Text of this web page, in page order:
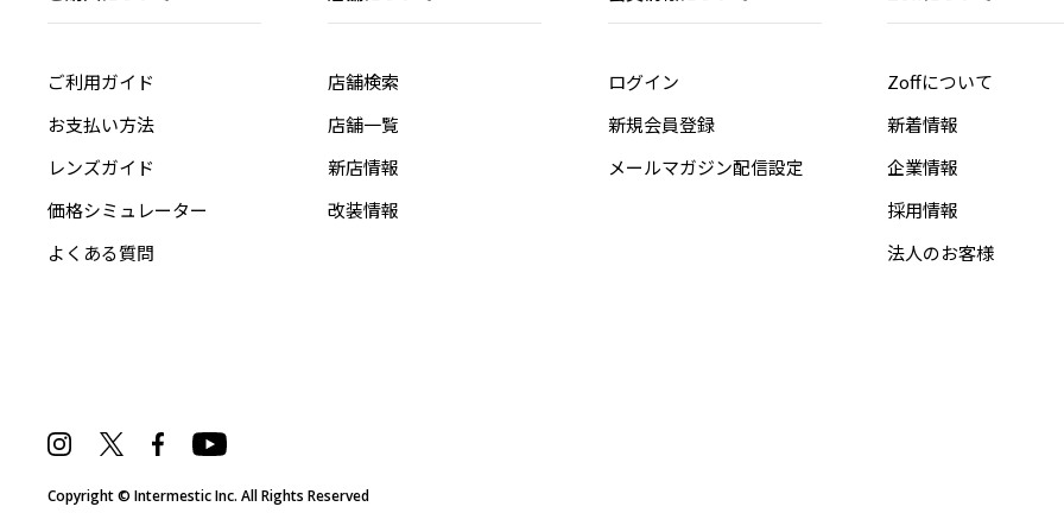
ご利用ガイド
お支払い方法
レンズガイド
価格シミュレーター
よくある質問
店舗検索
店舗一覧
新店情報
改装情報
ログイン
新規会員登録
メールマガジン配信設定
Zoffについて
新着情報
企業情報
採用情報
法人のお客様
Copyright © Intermestic Inc. All Rights Reserved